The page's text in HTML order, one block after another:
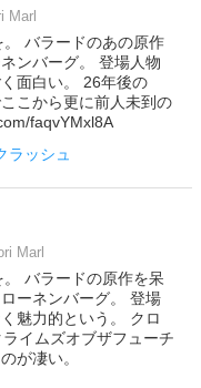
Marl
バラードのあの原作
ンバーグ。 登場人物
面白い。 26年後の
こから更に前人未到の
faqvYMxl8A
ラッシュ
Marl
バラードの原作を呆
ーネンバーグ。 登場
魅力的という。 クロ
イムズオブザフューチ
が凄い。